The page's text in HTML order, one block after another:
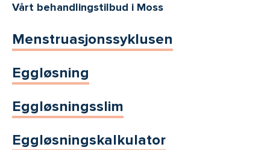
Vårt behandlingstilbud i Moss
Menstruasjonssyklusen
Eggløsning
Eggløsningsslim
Eggløsningskalkulator